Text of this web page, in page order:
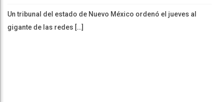
Un tribunal del estado de Nuevo México ordenó el jueves al
gigante de las redes […]